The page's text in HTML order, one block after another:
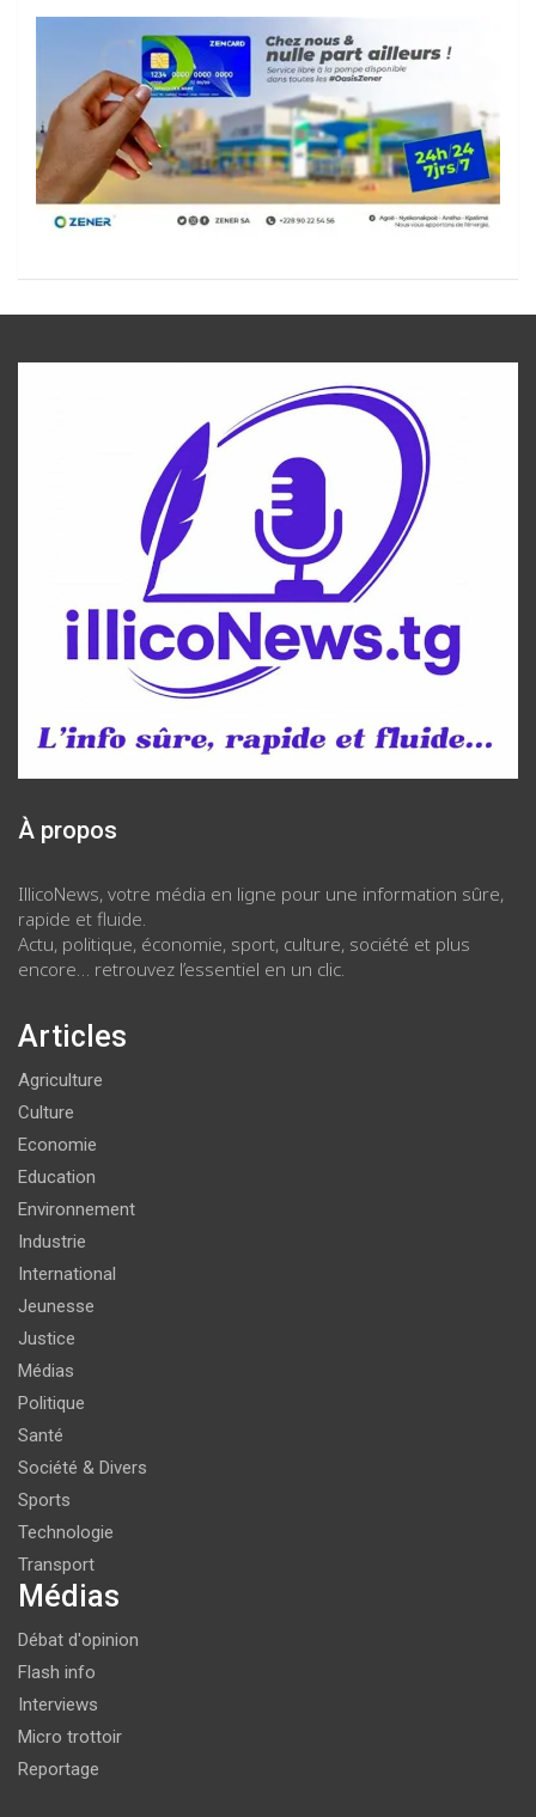
À propos
IllicoNews, votre média en ligne pour une information sûre,
rapide et fluide.
Actu, politique, économie, sport, culture, société et plus
encore… retrouvez l’essentiel en un clic.
Articles
Agriculture
Culture
Economie
Education
Environnement
Industrie
International
Jeunesse
Justice
Médias
Politique
Santé
Société & Divers
Sports
Technologie
Transport
Médias
Débat d'opinion
Flash info
Interviews
Micro trottoir
Reportage